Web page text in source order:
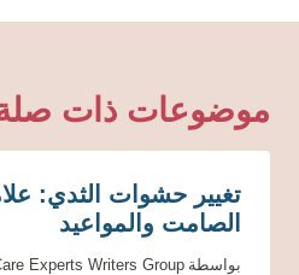
موضوعات ذات
تغيير حشوات الثدي:
الصامت والمواعيد
بواسطة Experts Writers Group